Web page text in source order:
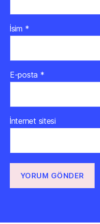
İsim *
E-posta *
İnternet sitesi